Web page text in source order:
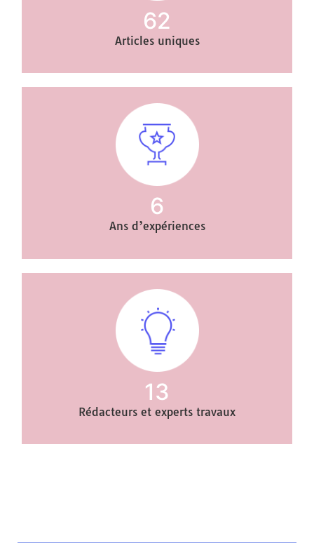
62
Articles uniques
6
Ans d’expériences
13
Rédacteurs et experts travaux